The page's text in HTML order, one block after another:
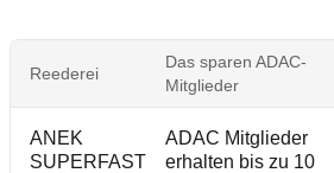
Reederei
Das sparen ADAC-
Mitglieder
ANEK
SUPERFAST
ADAC Mitglieder
erhalten bis zu 10